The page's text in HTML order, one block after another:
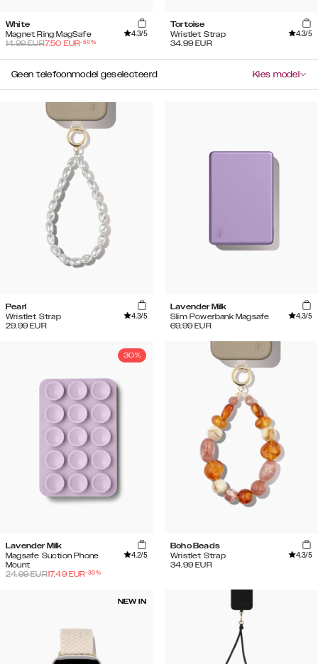
White
Magnet Ring MagSafe
4.3/5
14.99EUR7.50 EUR-50%
Tortoise
Wristlet Strap
4.3/5
34.99 EUR
Geen telefoonmodel geselecteerd Kies model
Pearl
Wristlet Strap
4.3/5
29.99 EUR
Lavender Milk
Slim Powerbank Magsafe
4.3/5
69.99 EUR
30%
Lavender Milk
Magsafe Suction Phone
Mount
4.2/5
24.99EUR17.49 EUR-30%
Boho Beads
Wristlet Strap
4.3/5
34.99 EUR
NEW IN